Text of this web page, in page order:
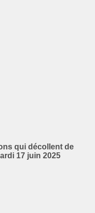
qui décollent de
17 juin 2025